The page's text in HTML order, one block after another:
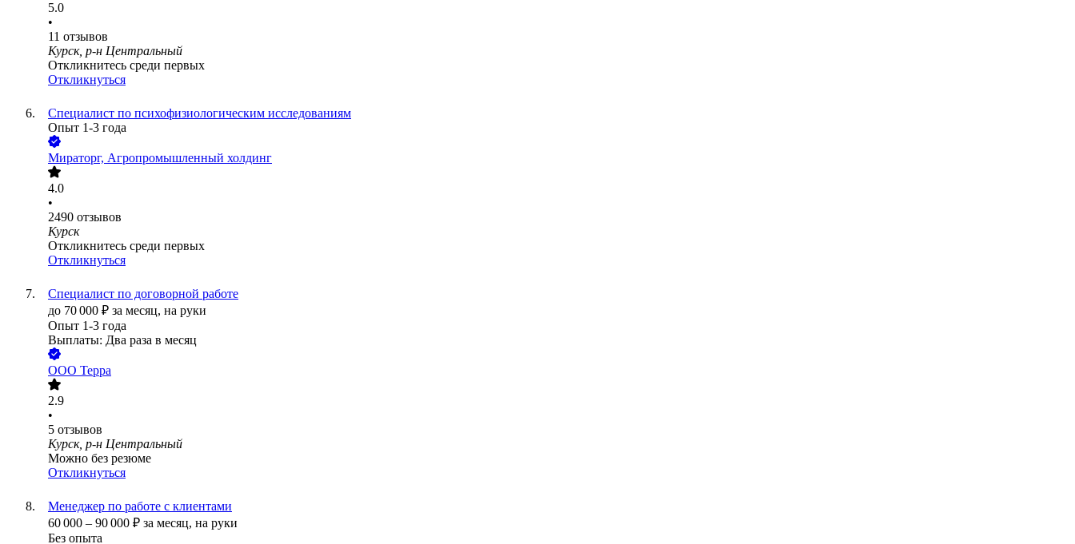
5.0
•
11 отзывов
Курск, р-н Центральный
Откликнитесь среди первых
Откликнуться
Специалист по психофизиологическим исследованиям
Опыт 1-3 года
Мираторг, Агропромышленный холдинг
4.0
•
2490 отзывов
Курск
Откликнитесь среди первых
Откликнуться
Специалист по договорной работе
до 70 000 ₽ за месяц, на руки
Опыт 1-3 года
Выплаты: Два раза в месяц
ООО Терра
2.9
•
5 отзывов
Курск, р-н Центральный
Можно без резюме
Откликнуться
Менеджер по работе с клиентами
60 000 – 90 000 ₽ за месяц, на руки
Без опыта